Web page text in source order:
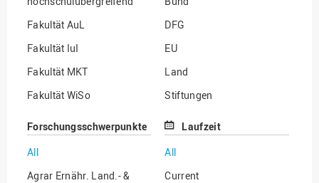
Fakultät AuL
Fakultät IuI
Fakultät MKT
Fakultät WiSo
DFG
EU
Land
Stiftungen
Sonstige
Forschungsschwerpunkte
All
Agrar Ernähr. Land.- &
Laufzeit
All
Current